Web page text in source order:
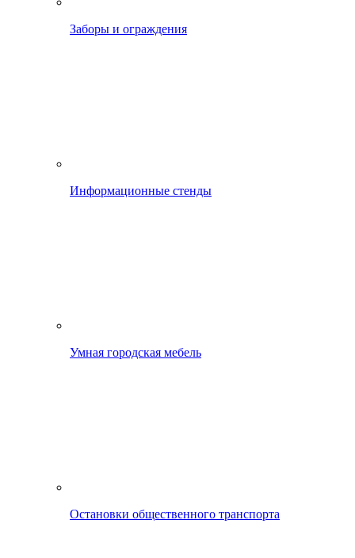
Заборы и ограждения
Информационные стенды
Умная городская мебель
Остановки общественного транспорта